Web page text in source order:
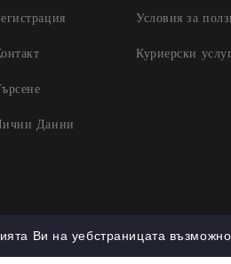
Данни
Условия за
Куриерски
е 100% съобразен с GDPR.
Ви на уебстраницата